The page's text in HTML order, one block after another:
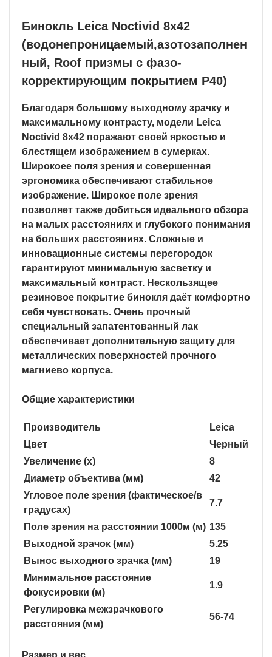
Бинокль Leica Noctivid 8x42
(водонепроницаемый,азотозаполнен
ный, Roof призмы с фазо-
корректирующим покрытием Р40)
Благодаря большому выходному зрачку и
максимальному контрасту, модели Leica
Noctivid 8х42 поражают своей яркостью и
блестящем изображением в сумерках.
Широкоее поля зрения и совершенная
эргономика обеспечивают стабильное
изображение. Широкое поле зрения
позволяет также добиться идеального обзора
на малых расстояниях и глубокого понимания
на больших расстояниях. Сложные и
инновационные системы перегородок
гарантируют минимальную засветку и
максимальный контраст. Нескользящее
резиновое покрытие бинокля даёт комфортно
себя чувствовать. Очень прочный
специальный запатентованный лак
обеспечивает дополнительную защиту для
металлических поверхностей прочного
магниево корпуса.
Общие характеристики
Производитель
Leica
Цвет
Черный
Увеличение (x)
8
Диаметр объектива (мм)
42
Угловое поле зрения (фактическое/в
градусах)
7.7
Поле зрения на расстоянии 1000м (м) 135
Выходной зрачок (мм)
5.25
Вынос выходного зрачка (мм)
19
Минимальное расстояние
фокусировки (м)
1.9
Регулировка межзрачкового
расстояния (мм)
56-74
Размер и вес